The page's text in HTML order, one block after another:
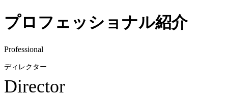
プロフェッショナル紹介
Professional
ディレクター
Director